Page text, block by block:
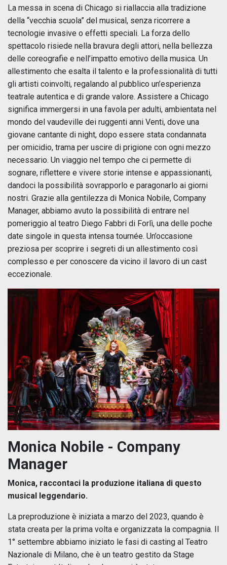
La messa in scena di Chicago si riallaccia alla tradizione
della “vecchia scuola” del musical, senza ricorrere a
tecnologie invasive o effetti speciali. La forza dello
spettacolo risiede nella bravura degli attori, nella bellezza
delle coreografie e nell’impatto emotivo della musica. Un
allestimento che esalta il talento e la professionalità di tutti
gli artisti coinvolti, regalando al pubblico un’esperienza
teatrale autentica e di grande valore. Assistere a Chicago
significa immergersi in una favola per adulti, ambientata nel
mondo del vaudeville dei ruggenti anni Venti, dove una
giovane cantante di night, dopo essere stata condannata
per omicidio, trama per uscire di prigione con ogni mezzo
necessario. Un viaggio nel tempo che ci permette di
sognare, riflettere e vivere storie intense e appassionanti,
dandoci la possibilità sovrapporlo e paragonarlo ai giorni
nostri. Grazie alla gentilezza di Monica Nobile, Company
Manager, abbiamo avuto la possibilità di entrare nel
pomeriggio al teatro Diego Fabbri di Forlì, una delle poche
date singole in questa intensa tournée. Un’occasione
preziosa per scoprire i segreti di un allestimento così
complesso e per conoscere da vicino il lavoro di un cast
eccezionale.
Monica Nobile - Company
Manager
Monica, raccontaci la produzione italiana di questo
musical leggendario.
La preproduzione è iniziata a marzo del 2023, quando è
stata creata per la prima volta e organizzata la compagnia. Il
1° settembre abbiamo iniziato le fasi di casting al Teatro
Nazionale di Milano, che è un teatro gestito da Stage